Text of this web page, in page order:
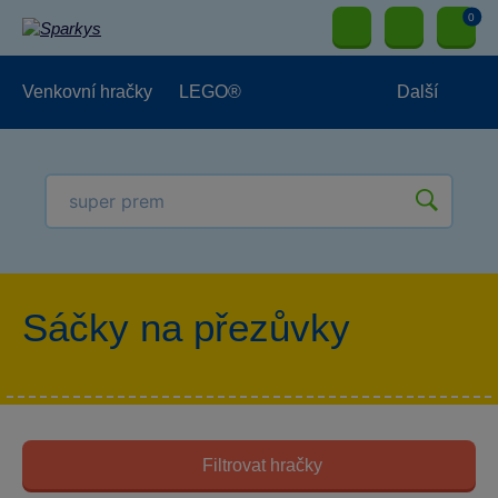
0
Venkovní hračky LEGO® Další
Sáčky na přezůvky
Filtrovat hračky